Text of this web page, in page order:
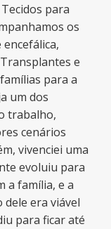
para
os
e
para a
um dos
trabalho,
cenários
vivenciei uma
evoluiu para
a família, e a
dele era viável
para ficar até